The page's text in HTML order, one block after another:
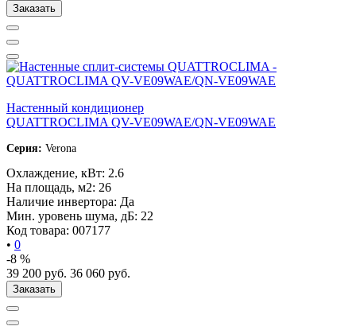
Заказать
Настенный кондиционер
QUATTROCLIMA QV-VE09WAE/QN-VE09WAE
Серия: Verona
Охлаждение, кВт: 2.6
На площадь, м2: 26
Наличие инвертора: Да
Мин. уровень шума, дБ: 22
Код товара: 007177
• 0
-8 %
39 200 руб. 36 060 руб.
Заказать